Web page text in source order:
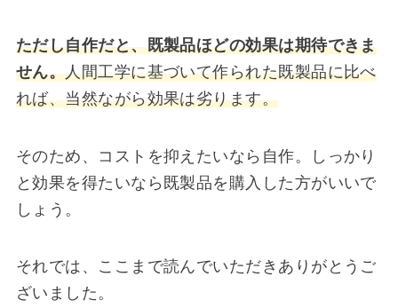
ただし自作だと、既製品ほどの効果は期待できま
せん。人間工学に基づいて作られた既製品に比べ
れば、当然ながら効果は劣ります。
そのため、コストを抑えたいなら自作。しっかり
と効果を得たいなら既製品を購入した方がいいで
しょう。
それでは、ここまで読んでいただきありがとうご
ざいました。